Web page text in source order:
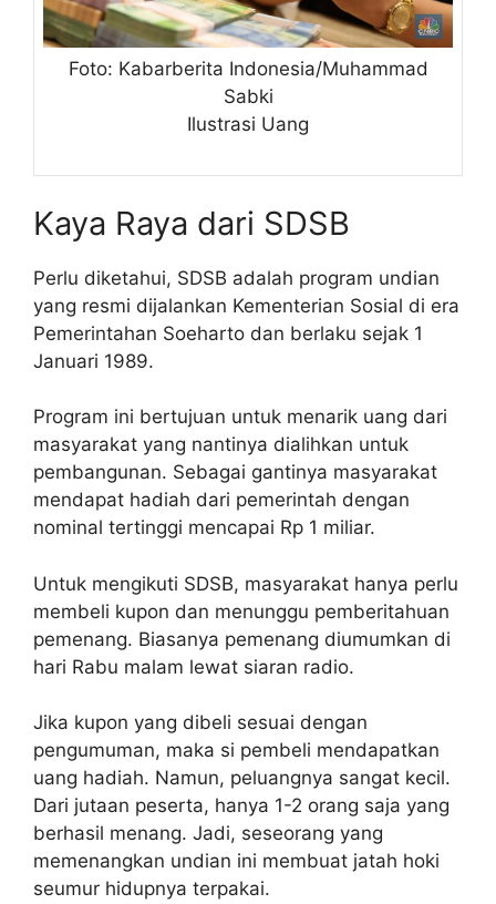
Foto: Kabarberita Indonesia/Muhammad
Sabki
Ilustrasi Uang
Kaya Raya dari SDSB
Perlu diketahui, SDSB adalah program undian
yang resmi dijalankan Kementerian Sosial di era
Pemerintahan Soeharto dan berlaku sejak 1
Januari 1989.
Program ini bertujuan untuk menarik uang dari
masyarakat yang nantinya dialihkan untuk
pembangunan. Sebagai gantinya masyarakat
mendapat hadiah dari pemerintah dengan
nominal tertinggi mencapai Rp 1 miliar.
Untuk mengikuti SDSB, masyarakat hanya perlu
membeli kupon dan menunggu pemberitahuan
pemenang. Biasanya pemenang diumumkan di
hari Rabu malam lewat siaran radio.
Jika kupon yang dibeli sesuai dengan
pengumuman, maka si pembeli mendapatkan
uang hadiah. Namun, peluangnya sangat kecil.
Dari jutaan peserta, hanya 1-2 orang saja yang
berhasil menang. Jadi, seseorang yang
memenangkan undian ini membuat jatah hoki
seumur hidupnya terpakai.